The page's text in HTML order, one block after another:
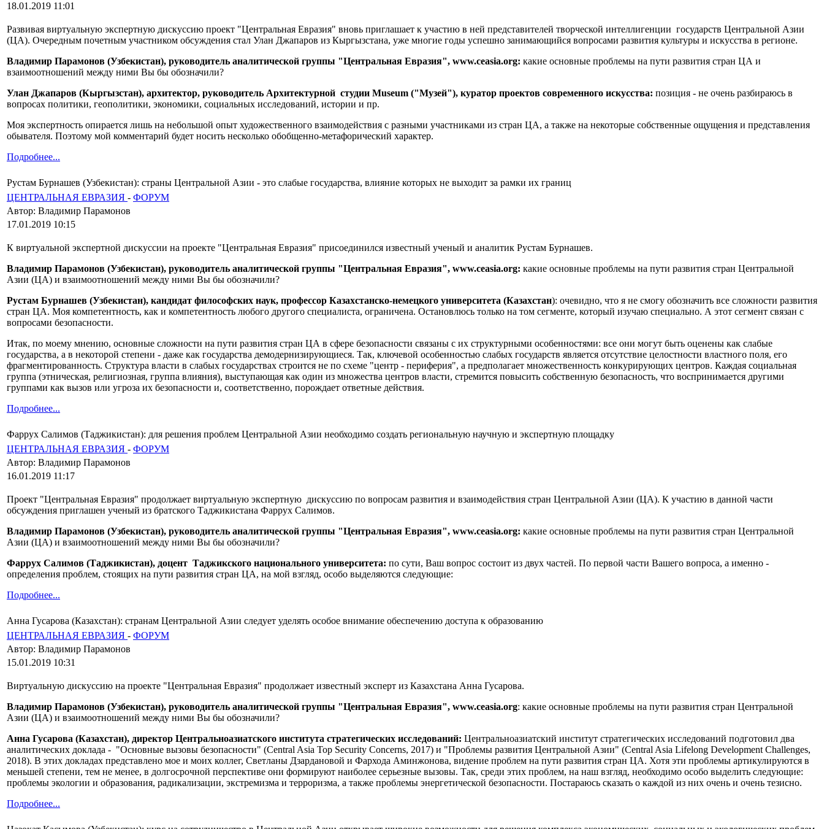
18.01.2019 11:01
Развивая виртуальную экспертную дискуссию проект "Центральная Евразия" вновь приглашает к участию в ней представителей творческой интеллигенции государств Центральной Азии
(ЦА). Очередным почетным участником обсуждения стал Улан Джапаров из Кыргызстана, уже многие годы успешно занимающийся вопросами развития культуры и искусства в регионе.
Владимир Парамонов (Узбекистан), руководитель аналитической группы "Центральная Евразия", www.ceasia.org: какие основные проблемы на пути развития стран ЦА и
взаимоотношений между ними Вы бы обозначили?
Улан Джапаров (Кыргызстан), архитектор, руководитель Архитектурной студии Museum ("Музей"), куратор проектов современного искусства: позиция - не очень разбираюсь в
вопросах политики, геополитики, экономики, социальных исследований, истории и пр.
Моя экспертность опирается лишь на небольшой опыт художественного взаимодействия с разными участниками из стран ЦА, а также на некоторые собственные ощущения и представления
обывателя. Поэтому мой комментарий будет носить несколько обобщенно-метафорический характер.
Подробнее...
Рустам Бурнашев (Узбекистан): страны Центральной Азии - это слабые государства, влияние которых не выходит за рамки их границ
ЦЕНТРАЛЬНАЯ ЕВРАЗИЯ - ФОРУМ
Автор: Владимир Парамонов
17.01.2019 10:15
К виртуальной экспертной дискуссии на проекте "Центральная Евразия" присоединился известный ученый и аналитик Рустам Бурнашев.
Владимир Парамонов (Узбекистан), руководитель аналитической группы "Центральная Евразия", www.ceasia.org: какие основные проблемы на пути развития стран Центральной
Азии (ЦА) и взаимоотношений между ними Вы бы обозначили?
Рустам Бурнашев (Узбекистан), кандидат философских наук, профессор Казахстанско-немецкого университета (Казахстан): очевидно, что я не смогу обозначить все сложности развития
стран ЦА. Моя компетентность, как и компетентность любого другого специалиста, ограничена. Остановлюсь только на том сегменте, который изучаю специально. А этот сегмент связан с
вопросами безопасности.
Итак, по моему мнению, основные сложности на пути развития стран ЦА в сфере безопасности связаны с их структурными особенностями: все они могут быть оценены как слабые
государства, а в некоторой степени - даже как государства демодернизирующиеся. Так, ключевой особенностью слабых государств является отсутствие целостности властного поля, его
фрагментированность. Структура власти в слабых государствах строится не по схеме "центр - периферия", а предполагает множественность конкурирующих центров. Каждая социальная
группа (этническая, религиозная, группа влияния), выступающая как один из множества центров власти, стремится повысить собственную безопасность, что воспринимается другими
группами как вызов или угроза их безопасности и, соответственно, порождает ответные действия.
Подробнее...
Фаррух Салимов (Таджикистан): для решения проблем Центральной Азии необходимо создать региональную научную и экспертную площадку
ЦЕНТРАЛЬНАЯ ЕВРАЗИЯ - ФОРУМ
Автор: Владимир Парамонов
16.01.2019 11:17
Проект "Центральная Евразия" продолжает виртуальную экспертную дискуссию по вопросам развития и взаимодействия стран Центральной Азии (ЦА). К участию в данной части
обсуждения приглашен ученый из братского Таджикистана Фаррух Салимов.
Владимир Парамонов (Узбекистан), руководитель аналитической группы "Центральная Евразия", www.ceasia.org: какие основные проблемы на пути развития стран Центральной
Азии (ЦА) и взаимоотношений между ними Вы бы обозначили?
Фаррух Салимов (Таджикистан), доцент Таджикского национального университета: по сути, Ваш вопрос состоит из двух частей. По первой части Вашего вопроса, а именно -
определения проблем, стоящих на пути развития стран ЦА, на мой взгляд, особо выделяются следующие:
Подробнее...
Анна Гусарова (Казахстан): странам Центральной Азии следует уделять особое внимание обеспечению доступа к образованию
ЦЕНТРАЛЬНАЯ ЕВРАЗИЯ - ФОРУМ
Автор: Владимир Парамонов
15.01.2019 10:31
Виртуальную дискуссию на проекте "Центральная Евразия" продолжает известный эксперт из Казахстана Анна Гусарова.
Владимир Парамонов (Узбекистан), руководитель аналитической группы "Центральная Евразия", www.ceasia.org: какие основные проблемы на пути развития стран Центральной
Азии (ЦА) и взаимоотношений между ними Вы бы обозначили?
Анна Гусарова (Казахстан), директор Центральноазиатского института стратегических исследований: Центральноазиатский институт стратегических исследований подготовил два
аналитических доклада - "Основные вызовы безопасности" (Central Asia Top Security Concerns, 2017) и "Проблемы развития Центральной Азии" (Central Asia Lifelong Development Challenges,
2018). В этих докладах представлено мое и моих коллег, Светланы Дзардановой и Фархода Аминжонова, видение проблем на пути развития стран ЦА. Хотя эти проблемы артикулируются в
меньшей степени, тем не менее, в долгосрочной перспективе они формируют наиболее серьезные вызовы. Так, среди этих проблем, на наш взгляд, необходимо особо выделить следующие:
проблемы экологии и образования, радикализации, экстремизма и терроризма, а также проблемы энергетической безопасности. Постараюсь сказать о каждой из них очень и очень тезисно.
Подробнее...